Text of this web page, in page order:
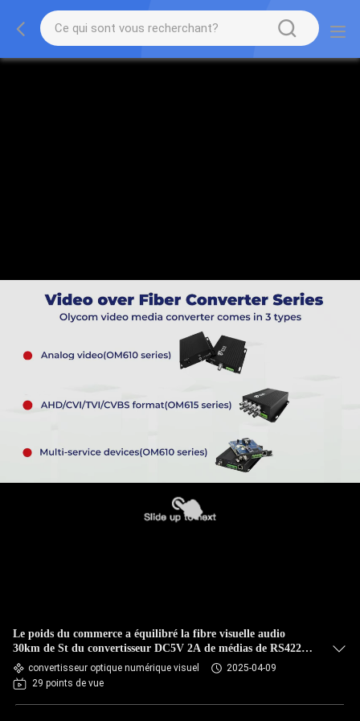
Le poids du commerce a équilibré la fibre visuelle audio
30km de St du convertisseur DC5V 2A de médias de RS422
RS485convertisseur optique numérique visuel
2025-04-09
29 points de vue